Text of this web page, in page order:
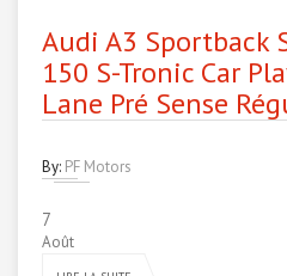
Audi A3 Sportback
150 S-Tronic Car
Lane Pré Sense
By: PF Motors
7
Août